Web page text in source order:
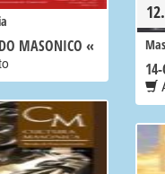
MASONICO «